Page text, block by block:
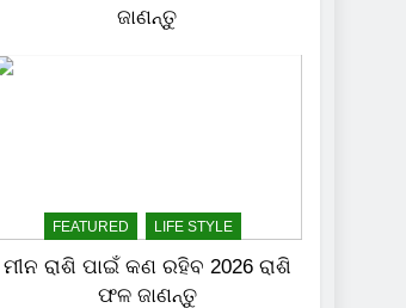
ଜାଣନ୍ତୁ
FEATURED LIFE STYLE
ମୀନ ରାଶି ପାଇଁ କଣ ରହିବ 2026 ରାଶି
ଫଳ ଜାଣନ୍ତୁ